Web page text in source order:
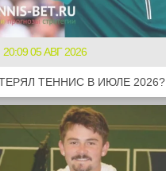
20:09 05 АВГ 2026
ТЕННИС В ИЮЛЕ 2026?